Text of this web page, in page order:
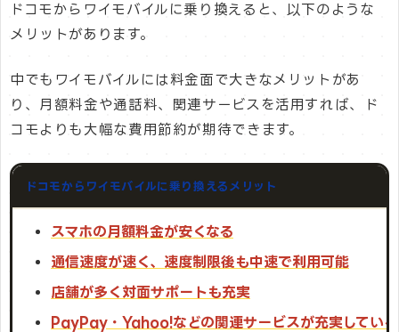
ドコモからワイモバイルに乗り換えると、以下のような
メリットがあります。
中でもワイモバイルには料金面で大きなメリットがあ
り、月額料金や通話料、関連サービスを活用すれば、ド
コモよりも大幅な費用節約が期待できます。
ドコモからワイモバイルに乗り換えるメリット
スマホの月額料金が安くなる
通信速度が速く、速度制限後も中速で利用可能
店舗が多く対面サポートも充実
PayPay・Yahoo!などの関連サービスが充実している